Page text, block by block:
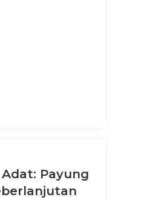
Payung